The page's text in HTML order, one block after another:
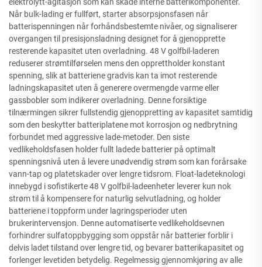
Når bulk-lading er fullført, starter absorpsjonsfasen når
batterispenningen når forhåndsbestemte nivåer, og signaliserer
overgangen til presisjonsladning designet for å gjenopprette
resterende kapasitet uten overladning. 48 V golfbil-laderen
reduserer strømtilførselen mens den opprettholder konstant
spenning, slik at batteriene gradvis kan ta imot resterende
ladningskapasitet uten å generere overmengde varme eller
gassbobler som indikerer overladning. Denne forsiktige
tilnærmingen sikrer fullstendig gjenoppretting av kapasitet samtidig
som den beskytter batteriplatene mot korrosjon og nedbrytning
forbundet med aggressive lade-metoder. Den siste
vedlikeholdsfasen holder fullt ladede batterier på optimalt
spenningsnivå uten å levere unødvendig strøm som kan forårsake
vann-tap og platetskader over lengre tidsrom. Float-ladeteknologi
innebygd i sofistikerte 48 V golfbil-ladeenheter leverer kun nok
strøm til å kompensere for naturlig selvutladning, og holder
batteriene i toppform under lagringsperioder uten
brukerintervensjon. Denne automatiserte vedlikeholdsevnen
forhindrer sulfatoppbygging som oppstår når batterier forblir i
delvis ladet tilstand over lengre tid, og bevarer batterikapasitet og
forlenger levetiden betydelig. Regelmessig gjennomkjøring av alle